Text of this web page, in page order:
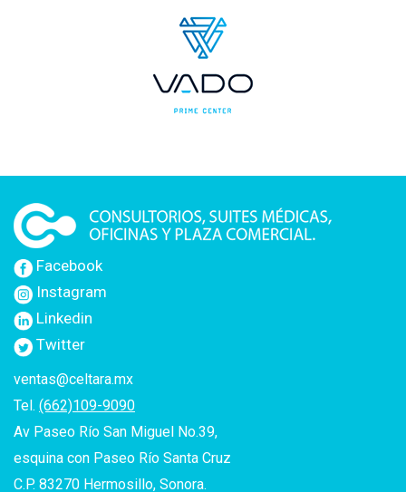
Facebook
Instagram
Linkedin
Twitter
ventas@celtara.mx
Tel. (662)109-9090
Av Paseo Río San Miguel No.39,
esquina con Paseo Río Santa Cruz
C.P. 83270 Hermosillo, Sonora.